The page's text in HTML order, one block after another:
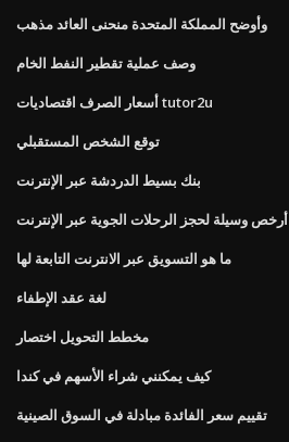
وأوضح المملكة المتحدة منحنى العائد مذهب
وصف عملية تقطير النفط الخام
أسعار الصرف اقتصاديات tutor2u
توقع الشخص المستقبلي
بنك بسيط الدردشة عبر الإنترنت
أرخص وسيلة لحجز الرحلات الجوية عبر الإنترنت
ما هو التسويق عبر الانترنت التابعة لها
لغة عقد الإطفاء
مخطط التحويل اختصار
كيف يمكنني شراء الأسهم في كندا
تقييم سعر الفائدة مبادلة في السوق الصينية